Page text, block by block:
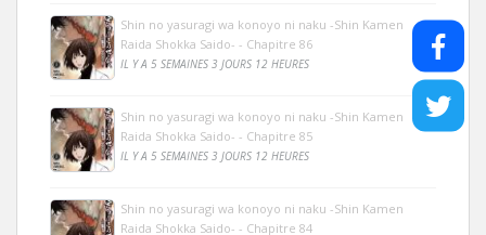
Shin no yasuragi wa konoyo ni naku -Shin Kamen
Raida Shokka Saido- - Chapitre 86
IL Y A 5 SEMAINES 3 JOURS 12 HEURES
Shin no yasuragi wa konoyo ni naku -Shin Kamen
Raida Shokka Saido- - Chapitre 85
IL Y A 5 SEMAINES 3 JOURS 12 HEURES
Shin no yasuragi wa konoyo ni naku -Shin Kamen
Raida Shokka Saido- - Chapitre 84